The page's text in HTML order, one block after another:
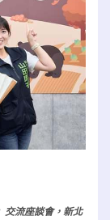
交流座談會，新北